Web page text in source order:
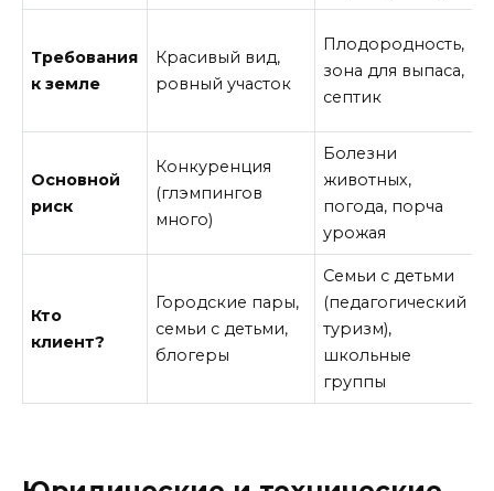
Требования
к земле
Красивый вид,
ровный участок
Плодородность,
зона для выпаса,
септик
Основной
риск
Конкуренция
(глэмпингов
много)
Болезни
животных,
погода, порча
урожая
Кто
клиент?
Городские пары,
семьи с детьми,
блогеры
Семьи с детьми
(педагогический
туризм),
школьные
группы